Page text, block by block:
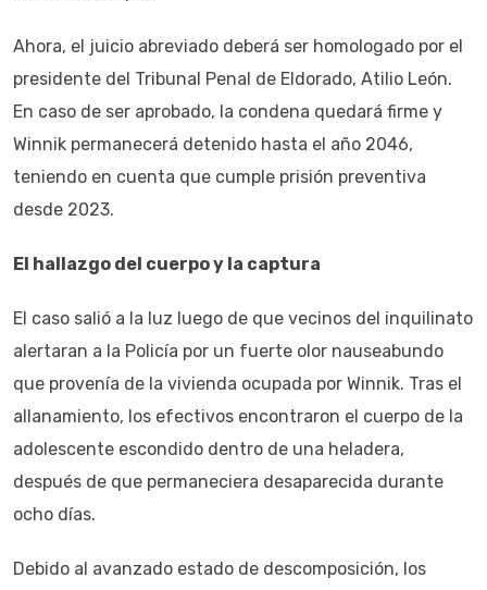
Ahora, el juicio abreviado deberá ser homologado por el
presidente del Tribunal Penal de Eldorado, Atilio León.
En caso de ser aprobado, la condena quedará firme y
Winnik permanecerá detenido hasta el año 2046,
teniendo en cuenta que cumple prisión preventiva
desde 2023.
El hallazgo del cuerpo y la captura
El caso salió a la luz luego de que vecinos del inquilinato
alertaran a la Policía por un fuerte olor nauseabundo
que provenía de la vivienda ocupada por Winnik. Tras el
allanamiento, los efectivos encontraron el cuerpo de la
adolescente escondido dentro de una heladera,
después de que permaneciera desaparecida durante
ocho días.
Debido al avanzado estado de descomposición, los